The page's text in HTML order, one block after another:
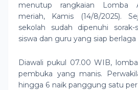
menutup rangkaian Lomba
meriah, Kamis (14/8/2025).
sekolah sudah dipenuhi
siswa dan guru yang siap berlaga
Diawali pukul 07.00 WIB, lomba
pembuka yang manis.
hingga 6 naik panggung satu